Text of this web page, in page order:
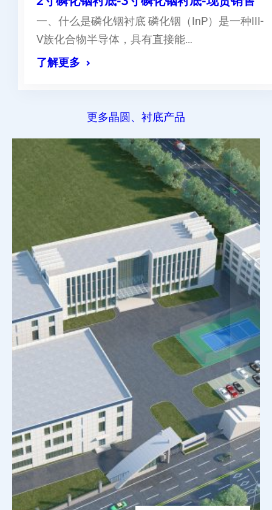
一、什么是磷化铟衬底 磷化铟（InP）是一种III-
V族化合物半导体，具有直接能…
了解更多
更多晶圆、衬底产品